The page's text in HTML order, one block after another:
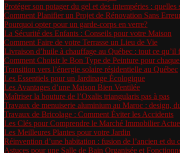
Protéger son potager du gel et des intempéries :
Comment Planifier un Projet de Rénovation Sans
Pourquoi opter pour un garde-corps en verre?
La Sécurité des Enfants : Conseils pour votre Maison
Comment Faire de votre Terrasse un Lieu de Vie
Livraison d’huile à chauffage au Québec : tout ce qu’il
Comment Choisir le Bon Type de Peinture pour
Transition vers l’énergie solaire résidentielle au Québec
Les Essentiels pour un Jardinage Écologique
Les Avantages d’une Maison Bien Ventilée
Maîtriser la bouture de l’Oxalis triangularis pas à pas
Travaux de menuiserie aluminium au Maroc : design,
Travaux de Bricolage : Comment Éviter les Accidents
Les Clés pour Comprendre le Marché Immobilier
Les Meilleures Plantes pour votre Jardin
Réinvention d’une habitation : fusion de l’ancien et du
Astuces pour une Salle de Bain Organisée et